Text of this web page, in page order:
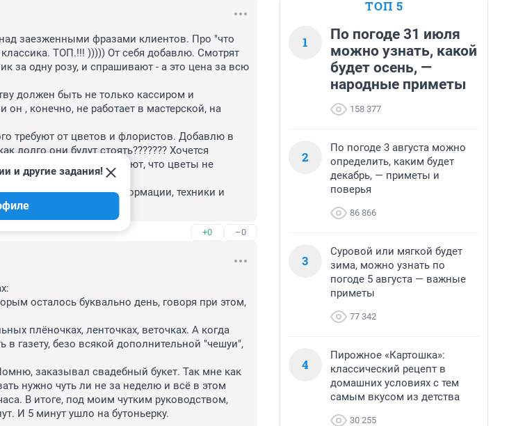
заезженными фразами клиентов. Про "что
ТОП.!!! ))))) От себя добавлю. Смотрят
за одну розу, и спрашивают - а это цена за всю
должен быть не только кассиром и
, конечно, не работает в мастерской, на
требуют от цветов и флористов. Добавлю в
долго они будут стоять??????? Хочется
многие люди не понимают, что цветы не
гарантий.
веке. при обилии информации, техники и
грустно.
+0 –0
и другие задания!
осталось буквально день, говоря при этом,
плёночках, ленточках, веточках. А когда
в газету, безо всякой дополнительной "чешуи",
заказывал свадебный букет. Так мне как
нужно чуть ли не за неделю и всё в этом
В итоге, под моим чутким руководством,
И 5 минут ушло на бутоньерку.
ТОП 5
1
По погоде 31 июля
можно узнать, какой
будет осень, —
народные приметы
158 377
2
По погоде 3 августа можно
определить, каким будет
декабрь, — приметы и
поверья
86 866
3
Суровой или мягкой будет
зима, можно узнать по
погоде 5 августа — важные
приметы
77 342
4
Пирожное «Картошка»:
классический рецепт в
домашних условиях с тем
самым вкусом из детства
30 255